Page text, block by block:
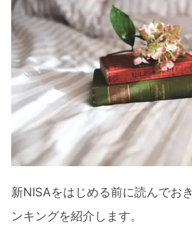
活用術
イラストでよくわかる
イントｘ投資の基本
1冊でまるわかり 50歳
用法
上限1800万円 新
納税超入門 投資初心者
図解 新NISA制度 投
わかる！現役銀行員・
新NISAをはじめる前に読んでお
ンキングを紹介します。